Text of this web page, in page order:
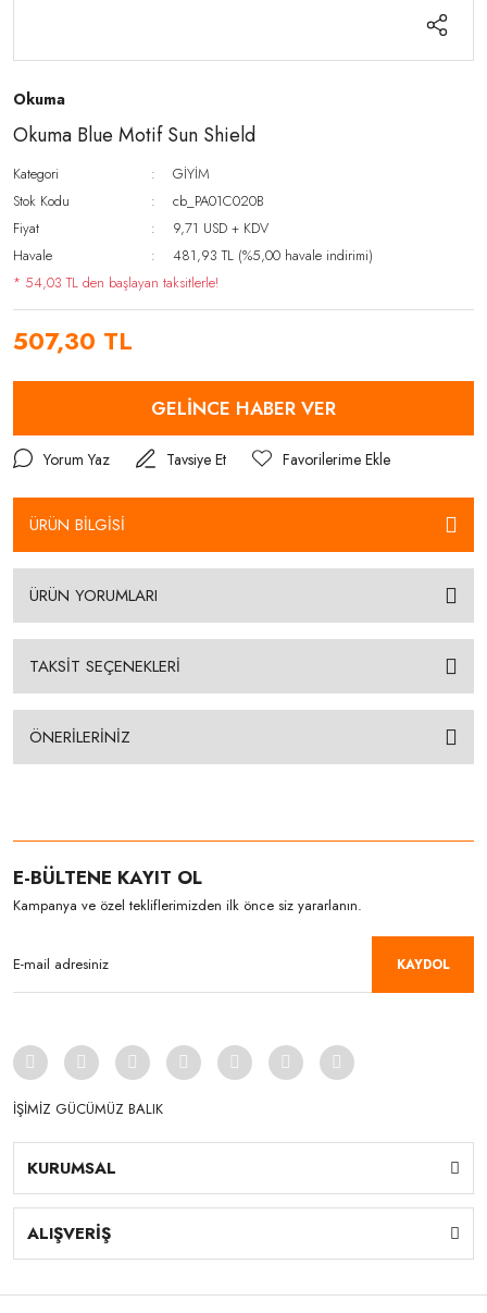
Okuma
Okuma Blue Motif Sun Shield
Kategori
GİYİM
Stok Kodu
cb_PA01C020B
Fiyat
9,71 USD + KDV
Havale
481,93 TL (%5,00 havale indirimi)
* 54,03 TL den başlayan taksitlerle!
507,30 TL
GELİNCE HABER VER
Yorum Yaz Tavsiye Et
ÜRÜN BİLGİSİ
ÜRÜN YORUMLARI
TAKSİT SEÇENEKLERİ
ÖNERİLERİNİZ
E-BÜLTENE KAYIT OL
Kampanya ve özel tekliflerimizden ilk önce siz yararlanın.
KAYDOL
İŞİMİZ GÜCÜMÜZ BALIK
KURUMSAL
ALIŞVERİŞ